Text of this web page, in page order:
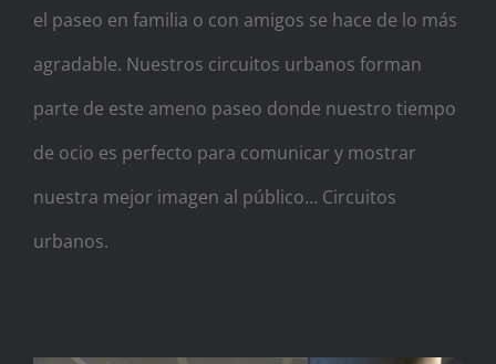
el paseo en familia o con amigos se hace de lo más
agradable. Nuestros circuitos urbanos forman
parte de este ameno paseo donde nuestro tiempo
de ocio es perfecto para comunicar y mostrar
nuestra mejor imagen al público… Circuitos
urbanos.